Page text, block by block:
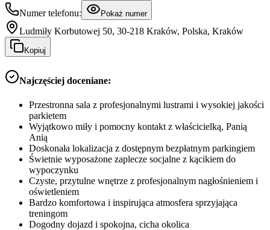
Numer telefonu:
Pokaż numer
Ludmiły Korbutowej 50, 30-218 Kraków, Polska, Kraków
Kopiuj
Najczęściej doceniane:
Przestronna sala z profesjonalnymi lustrami i wysokiej jakości
parkietem
Wyjątkowo miły i pomocny kontakt z właścicielką, Panią
Anią
Doskonała lokalizacja z dostępnym bezpłatnym parkingiem
Świetnie wyposażone zaplecze socjalne z kącikiem do
wypoczynku
Czyste, przytulne wnętrze z profesjonalnym nagłośnieniem i
oświetleniem
Bardzo komfortowa i inspirująca atmosfera sprzyjająca
treningom
Dogodny dojazd i spokojna, cicha okolica